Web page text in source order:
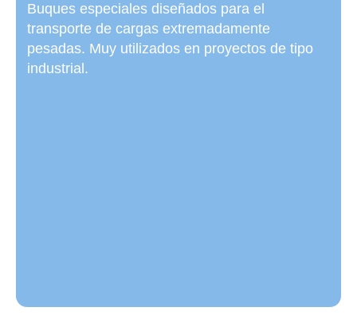
Buques especiales diseñados para el
transporte de cargas extremadamente
pesadas. Muy utilizados en proyectos de tipo
industrial.